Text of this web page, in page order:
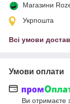
Магазини
Укрпошта
Всі умови
Умови оплати
Ви отримаєте